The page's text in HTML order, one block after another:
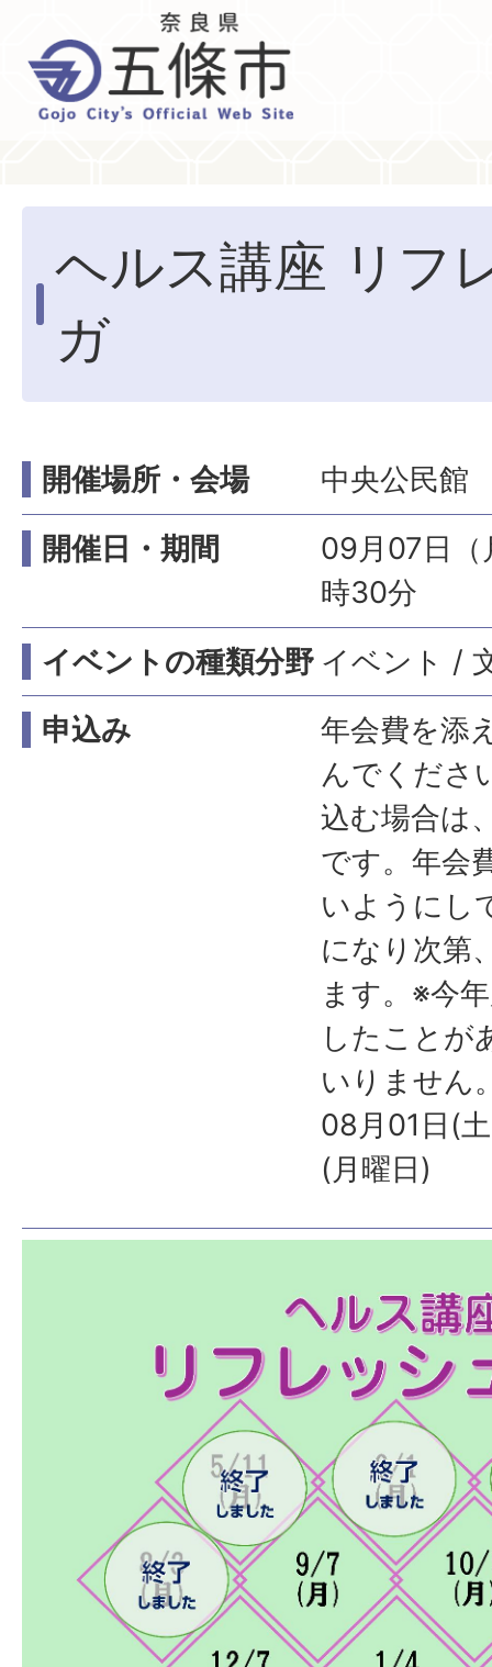
ヘルス講座 リフ
ガ
開催場所・会場
中央公民館
開催日・期間
09月07日（
時30分
イベントの種類分野 イベント /
申込み
年会費を添
んでくださ
込む場合は
です。年会
いようにし
になり次第
ます。※今
したことが
いりません
08月01日(
(月曜日)